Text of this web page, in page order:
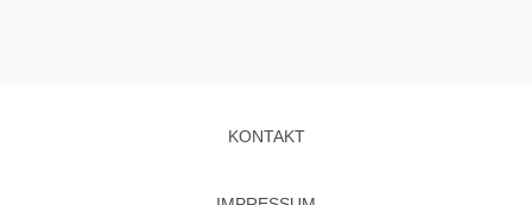
KONTAKT